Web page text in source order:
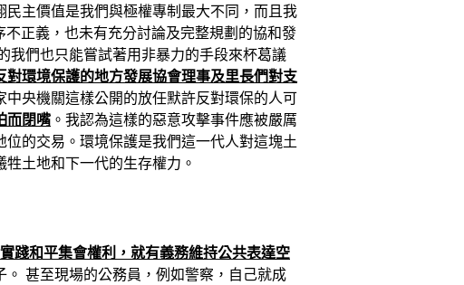
主價值是我們與極權專制最大不同，而且我
正義，也未有充分討論及完整規劃的協和發
我們也只能嘗試著用非暴力的手段來杯葛議
對環境保護的地方發展協會理事及里長們對支
中央機關這樣公開的放任默許反對環保的人可
而閉嘴 。我認為這樣的惡意攻擊事件應被嚴厲
的交易。環境保護是我們這一代人對這塊土
土地和下一代的生存權力。
踐和平集會權利，就有義務維持公共表達空
甚至現場的公務員，例如警察，自己就成